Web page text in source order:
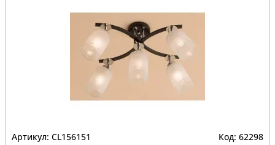
CL156151 62298